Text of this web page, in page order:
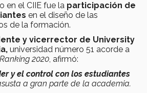
en el CIIE fue la participación de
en el diseño de las
de la formación.
y vicerrector de University
universidad número 51 acorde a
2020, afirmó:
y el control con los estudiantes
a gran parte de la academia.